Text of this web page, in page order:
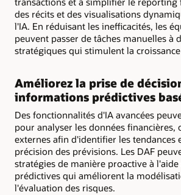
des récits et des visualisations
l'IA. En réduisant les inefficacités, les
peuvent passer de tâches manuelles à
stratégiques qui stimulent la
Améliorez la prise de
informations prédictives
Des fonctionnalités d'IA avancées
pour analyser les données financières,
externes afin d'identifier les tendances
précision des prévisions. Les DAF
stratégies de manière proactive à
prédictives qui améliorent la
l'évaluation des risques.